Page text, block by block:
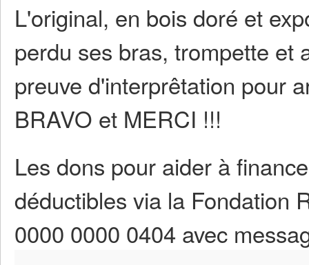
L'original, en bois doré et
perdu ses bras, trompette et
preuve d'interprêtation pour
BRAVO et MERCI !!!
Les dons pour aider à
déductibles via la Fondation
0000 0000 0404 avec